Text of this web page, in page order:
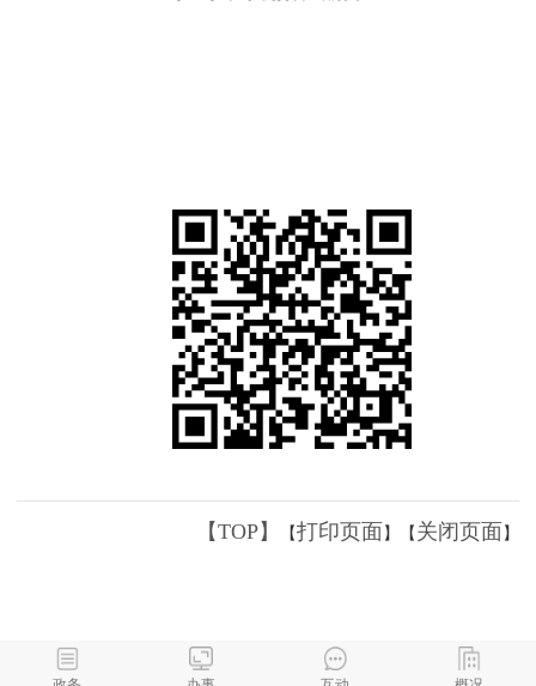
【TOP】 【打印页面 】【 关闭页面 】